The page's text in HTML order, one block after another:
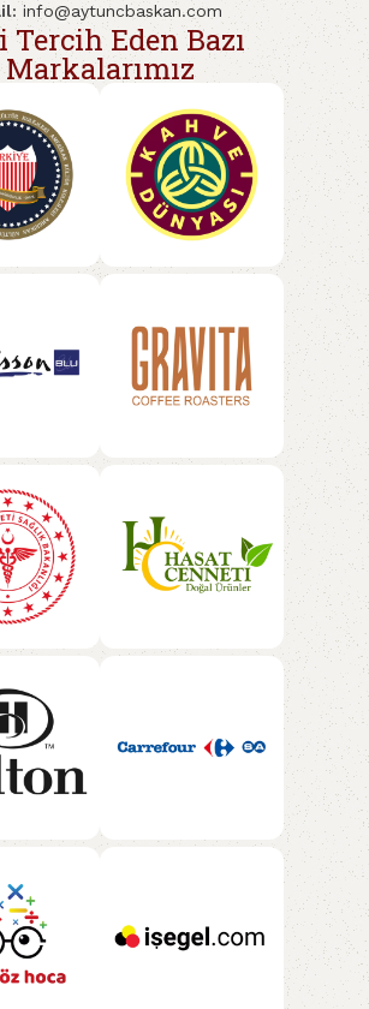
info@aytuncbaskan.com
Tercih Eden Bazı
Markalarımız